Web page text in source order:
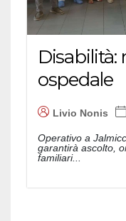
Disabilità:
ospedale
Livio Nonis
Operativo a
garantirà ascolto,
familiari...